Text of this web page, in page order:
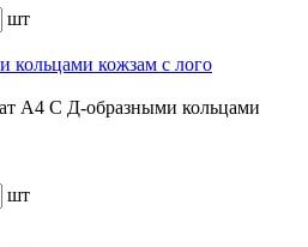
шт
кожзам с лого
А4 С Д-образными кольцами
шт